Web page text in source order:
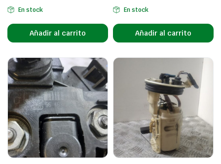
En stock
Añadir al carrito
En stock
Añadir al carrito